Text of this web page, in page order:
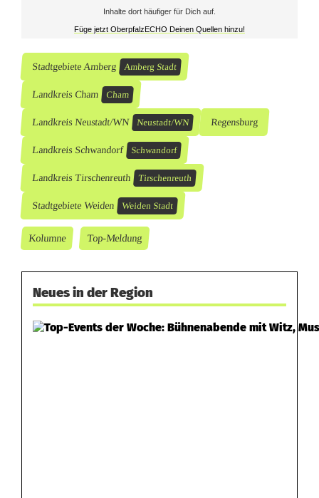
Inhalte dort häufiger für Dich auf.
Füge jetzt OberpfalzECHO Deinen Quellen hinzu!
Stadtgebiete Amberg Amberg Stadt
Landkreis Cham Cham
Landkreis Neustadt/WN Neustadt/WN Regensburg
Landkreis Schwandorf Schwandorf
Landkreis Tirschenreuth Tirschenreuth
Stadtgebiete Weiden Weiden Stadt
Kolumne Top-Meldung
Neues in der Region